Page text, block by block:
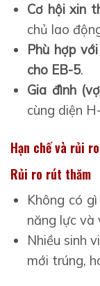
Cơ hội xin
chủ lao
Phù hợp
cho EB-5.
Gia đình
cùng diện
Hạn chế và rủi
Rủi ro rút thăm
Không có
năng lực và
Nhiều sinh
mới trúng,